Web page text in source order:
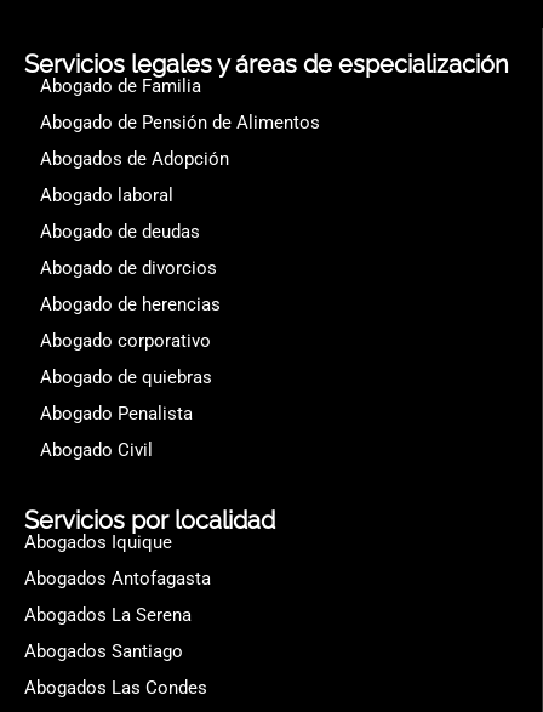
Servicios legales y áreas de especialización
Abogado de Familia
Abogado de Pensión de Alimentos
Abogados de Adopción
Abogado laboral
Abogado de deudas
Abogado de divorcios
Abogado de herencias
Abogado corporativo
Abogado de quiebras
Abogado Penalista
Abogado Civil
Servicios por localidad
Abogados Iquique
Abogados Antofagasta
Abogados La Serena
Abogados Santiago
Abogados Las Condes